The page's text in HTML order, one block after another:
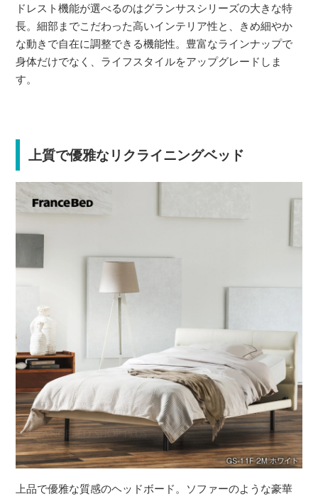
ドレスト機能が選べるのはグランサスシリーズの大きな特
長。細部までこだわった高いインテリア性と、きめ細やか
な動きで自在に調整できる機能性。豊富なラインナップで
身体だけでなく、ライフスタイルをアップグレードしま
す。
上質で優雅なリクライニングベッド
上品で優雅な質感のヘッドボード。ソファーのような豪華